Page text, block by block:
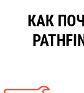
КАК